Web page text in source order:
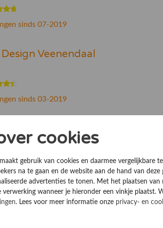
sinds 07-2019
Veenendaal
sinds 03-2019
cookies
gebruik van cookies en daarmee vergelijkbare
na te gaan en de website aan de hand van
advertenties te tonen. Met het plaatsen
wanneer je hieronder een vinkje plaatst.
. Lees voor meer informatie onze privacy- en